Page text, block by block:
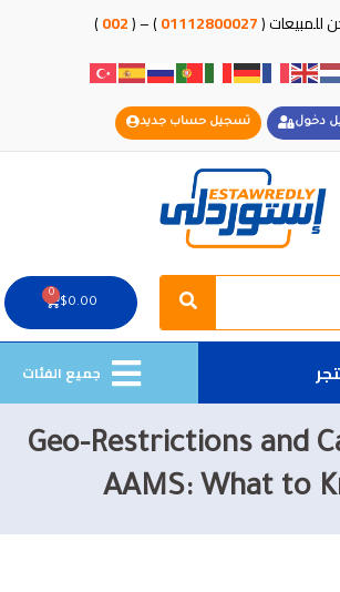
للمبيعات (01112800027
) – (
002
)
دخول تسجيل حساب جديد
Search
$0.00
0
Cart
جميع الفئات
Geo-Restrictions and
AAMS: What to